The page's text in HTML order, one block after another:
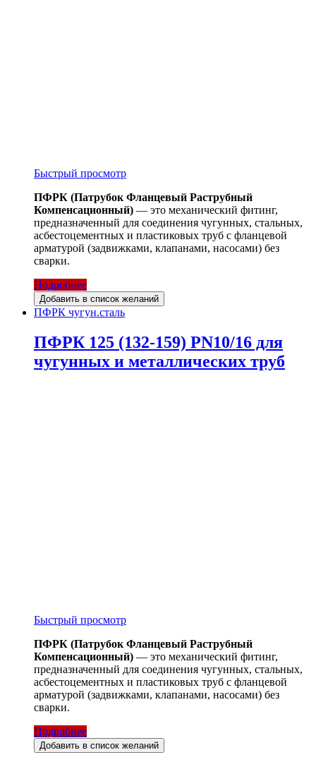
Быстрый просмотр
ПФРК (Патрубок Фланцевый Раструбный
Компенсационный) — это механический фитинг,
предназначенный для соединения чугунных, стальных,
асбестоцементных и пластиковых труб с фланцевой
арматурой (задвижками, клапанами, насосами) без
сварки.
Подробнее
Добавить в список желаний
ПФРК чугун.сталь
ПФРК 125 (132-159) PN10/16 для
чугунных и металлических труб
Быстрый просмотр
ПФРК (Патрубок Фланцевый Раструбный
Компенсационный) — это механический фитинг,
предназначенный для соединения чугунных, стальных,
асбестоцементных и пластиковых труб с фланцевой
арматурой (задвижками, клапанами, насосами) без
сварки.
Подробнее
Добавить в список желаний